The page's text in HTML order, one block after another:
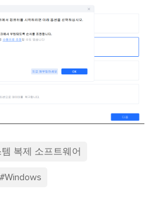
복제 소프트웨어
#Windows